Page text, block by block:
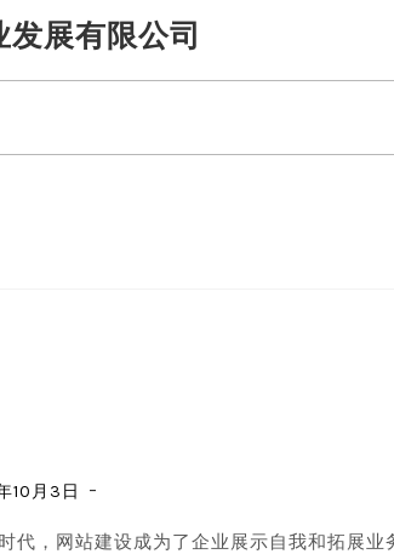
展有限公司
10月3日
代，网站建设成为了企业展示自我和拓展